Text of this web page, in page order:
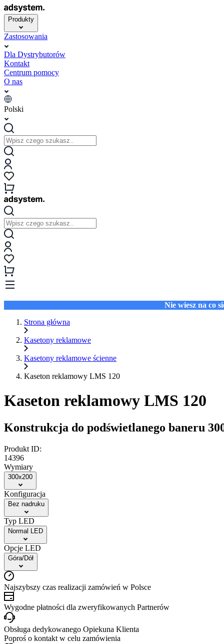
Produkty
Zastosowania
Dla Dystrybutorów
Kontakt
Centrum pomocy
O nas
Polski
Nie wiesz na co
Strona główna
Kasetony reklamowe
Kasetony reklamowe ścienne
Kaseton reklamowy LMS 120
Kaseton reklamowy LMS 120
Konstrukcja do podświetlanego baneru
Produkt ID:
14396
Wymiary
300x200
Konfiguracja
Bez nadruku
Typ LED
Normal LED
Opcje LED
Góra/Dół
Najszybszy czas realizacji zamówień w Polsce
Wygodne płatności dla zweryfikowanych Partnerów
Obsługa dedykowanego Opiekuna Klienta
Poproś o kontakt w celu zamówienia